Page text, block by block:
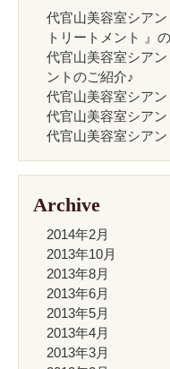
代官山美容室シア
トリートメント 』
代官山美容室シア
ントのご紹介♪
代官山美容室シア
代官山美容室シア
代官山美容室シア
Archive
2014年2月
2013年10月
2013年8月
2013年6月
2013年5月
2013年4月
2013年3月